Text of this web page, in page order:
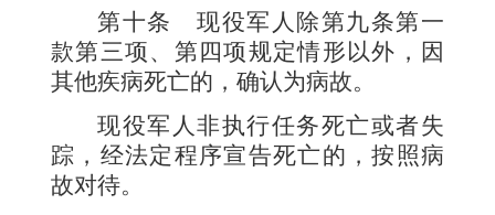
第十条现役军人除第九条第一
款第三项、第四项规定情形以外，因
其他疾病死亡的，确认为病故。
现役军人非执行任务死亡或者失
踪，经法定程序宣告死亡的，按照病
故对待。